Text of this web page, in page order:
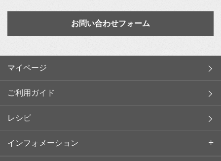
お問い合わせフォーム
マイページ
ご利用ガイド
レシピ
インフォメーション